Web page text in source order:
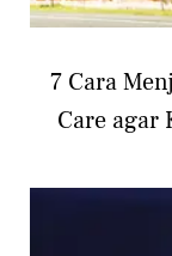
7 Cara
Care agar